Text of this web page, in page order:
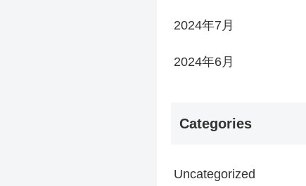
2024年7月
2024年6月
Categories
Uncategorized